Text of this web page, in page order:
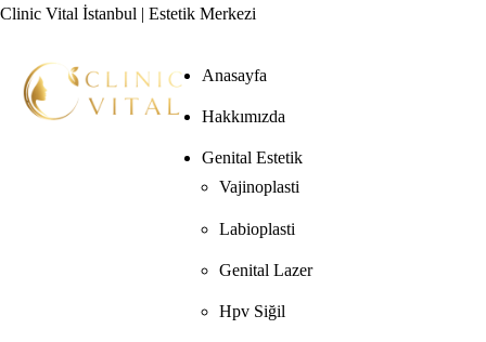
Clinic Vital İstanbul | Estetik Merkezi
Anasayfa
Hakkımızda
Genital Estetik
Vajinoplasti
Labioplasti
Genital Lazer
Hpv Siğil